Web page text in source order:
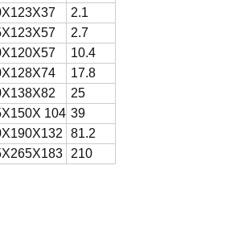
2.1
2.7
10.4
17.8
25
104 39
81.2
210